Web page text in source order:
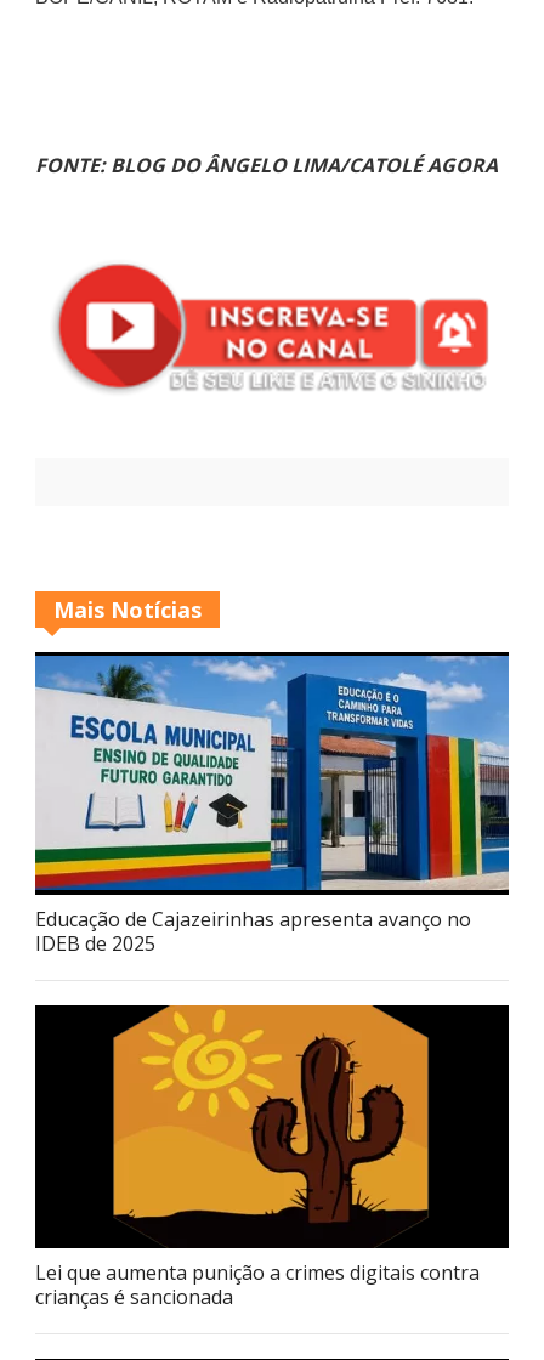
FONTE: BLOG DO ÂNGELO LIMA/CATOLÉ AGORA
Mais Notícias
Educação de Cajazeirinhas apresenta avanço no
IDEB de 2025
Lei que aumenta punição a crimes digitais contra
crianças é sancionada